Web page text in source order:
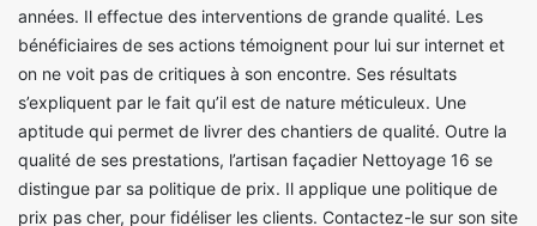
années. Il effectue des interventions de grande qualité. Les
bénéficiaires de ses actions témoignent pour lui sur internet et
on ne voit pas de critiques à son encontre. Ses résultats
s’expliquent par le fait qu’il est de nature méticuleux. Une
aptitude qui permet de livrer des chantiers de qualité. Outre la
qualité de ses prestations, l’artisan façadier Nettoyage 16 se
distingue par sa politique de prix. Il applique une politique de
prix pas cher, pour fidéliser les clients. Contactez-le sur son site